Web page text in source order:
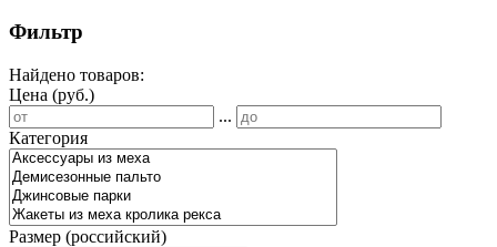
Фильтр
Найдено товаров:
Цена (руб.)
...
Категория
Размер (российский)